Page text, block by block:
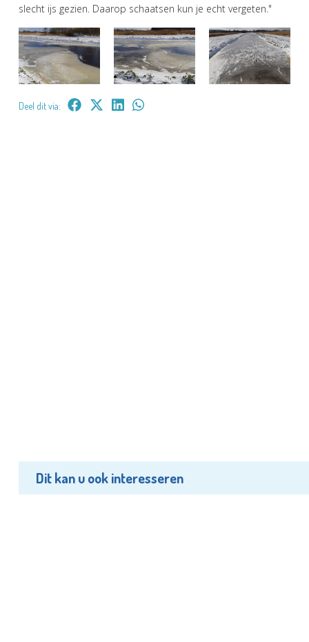
slecht ijs gezien. Daarop schaatsen kun je echt vergeten."
Deel dit via:
Dit kan u ook interesseren